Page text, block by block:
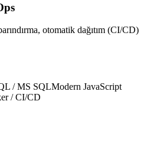
otomatik dağıtım (CI/CD)
/ MS SQLModern JavaScript
/ CI/CD